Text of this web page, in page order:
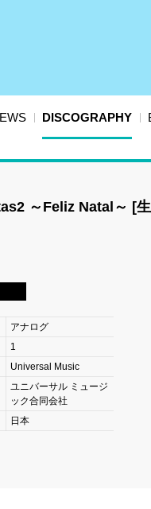
DISCOGRAPHY
～Feliz Natal～ [
アナログ
1
Universal Music
ユニバーサル ミュージ
ック合同会社
日本